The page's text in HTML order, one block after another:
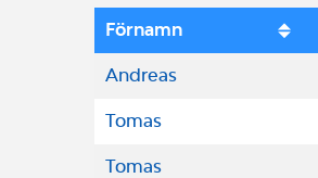
Förnamn
Andreas
Tomas
Tomas